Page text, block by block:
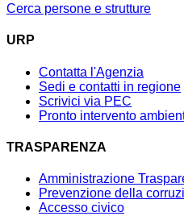
Cerca persone e strutture
URP
Contatta l'Agenzia
Sedi e contatti in regione
Scrivici via PEC
Pronto intervento
TRASPARENZA
Amministrazione
Prevenzione della
Accesso civico